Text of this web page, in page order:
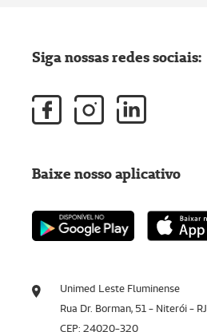
Unimed Leste Fluminense
Rua Dr. Borman, 51 - Niterói - RJ
CEP: 24020-320
Siga nossas redes sociais:
Baixe nosso aplicativo